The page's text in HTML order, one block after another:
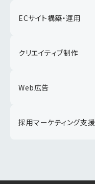
ECサイト構築・運用
クリエイティブ制作
Web広告
採用マーケティング支援